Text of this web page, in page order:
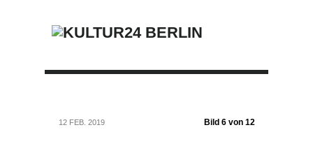
12 FEB. 2019 Bild 6 von 12